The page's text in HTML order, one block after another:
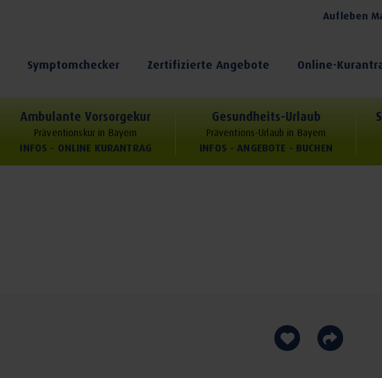
Aufleben
Symptomchecker Zertifizierte Angebote Online-
Ambulante Vorsorgekur
Präventionskur in Bayern
INFOS - ONLINE KURANTRAG
Gesundheits-Urlaub
Präventions-Urlaub in Bayern
INFOS - ANGEBOTE - BUCHEN